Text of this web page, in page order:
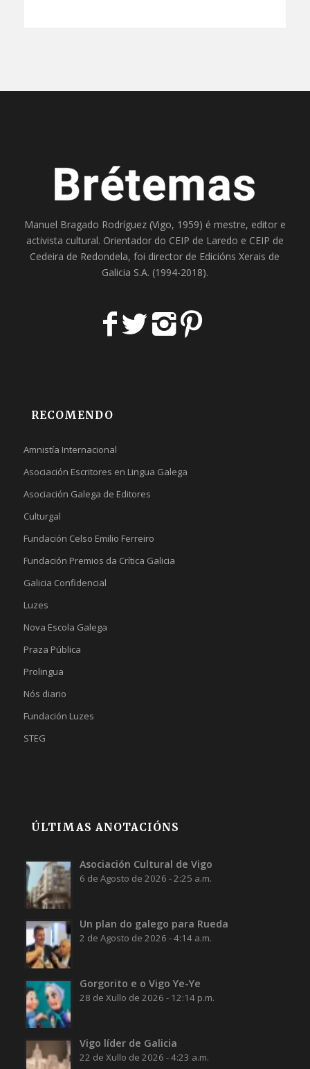
Manuel Bragado Rodríguez (Vigo, 1959) é mestre, editor e
activista cultural. Orientador do CEIP de Laredo e CEIP de
Cedeira de Redondela, foi director de Edicións Xerais de
Galicia S.A. (1994-2018).
RECOMENDO
Amnistía Internacional
Asociación Escritores en Lingua Galega
Asociación Galega de Editores
Culturgal
Fundación Celso Emilio Ferreiro
Fundación Premios da Crítica Galicia
Galicia Confidencial
Luzes
Nova Escola Galega
Praza Pública
Prolingua
Nós diario
Fundación Luzes
STEG
ÚLTIMAS ANOTACIÓNS
Asociación Cultural de Vigo
6 de Agosto de 2026 - 2:25 a.m.
Un plan do galego para Rueda
2 de Agosto de 2026 - 4:14 a.m.
Gorgorito e o Vigo Ye-Ye
28 de Xullo de 2026 - 12:14 p.m.
Vigo líder de Galicia
22 de Xullo de 2026 - 4:23 a.m.